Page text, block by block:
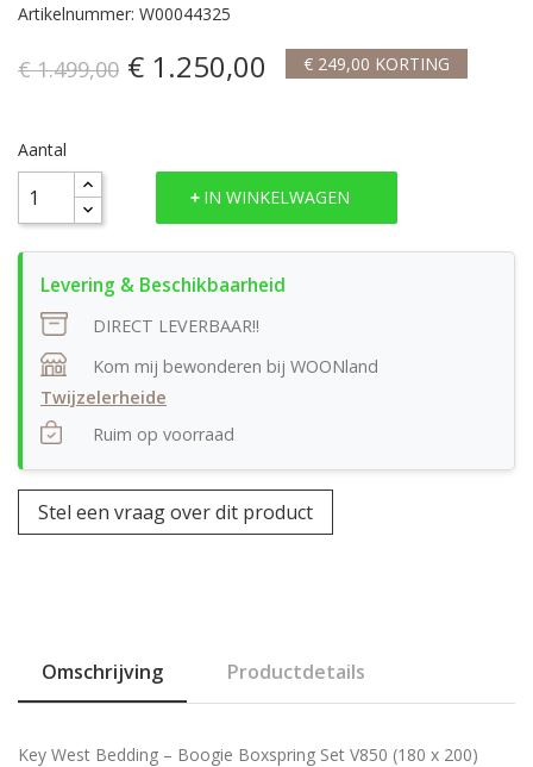
Artikelnummer: W00044325
€ 1.499,00 € 1.250,00 € 249,00 KORTING
Aantal
IN WINKELWAGEN
DIRECT LEVERBAAR!!
Kom mij bewonderen bij WOONland
Twijzelerheide
Ruim op voorraad
Stel een vraag over dit product
Omschrijving Productdetails
Key West Bedding – Boogie Boxspring Set V850 (180 x 200)